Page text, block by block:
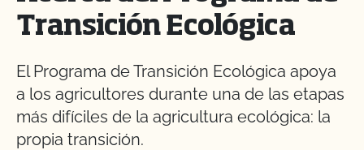
Transición Ecológica
El Programa de Transición Ecológica apoya
a los agricultores durante una de las etapas
más difíciles de la agricultura ecológica: la
propia transición.